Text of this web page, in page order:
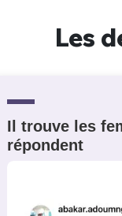
Les
Il trouve les
répondent